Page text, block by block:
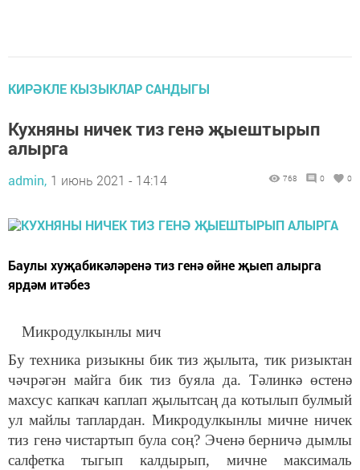
КИРӘКЛЕ КЫЗЫКЛАР САНДЫГЫ
Кухняны ничек тиз генә җыештырып
алырга
admin, 1 июнь 2021 - 14:14 768 0 0
Баулы хуҗабикәләренә тиз генә өйне җыеп алырга
ярдәм итәбез
Микродулкынлы мич
Бу техника ризыкны бик тиз җылыта, тик ризыктан
чәчрәгән майга бик тиз буяла да. Тәлинкә өстенә
махсус капкач каплап җылытсаң да котылып булмый
ул майлы таплардан. Микродулкынлы мичне ничек
тиз генә чистартып була соң? Эченә берничә дымлы
салфетка тыгып калдырып, мичне максималь